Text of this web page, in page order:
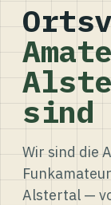
sind
Wir sind die
Alstertal —